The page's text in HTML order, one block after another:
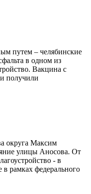
путем – челябинские
в одном из
Вакцина с
получили
округа Максим
улицы Аносова. От
- в
в рамках федерального